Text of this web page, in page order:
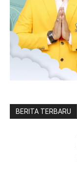
BERITA TERBARU